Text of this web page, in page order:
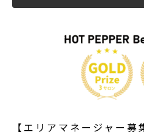
【エリアマネージャー